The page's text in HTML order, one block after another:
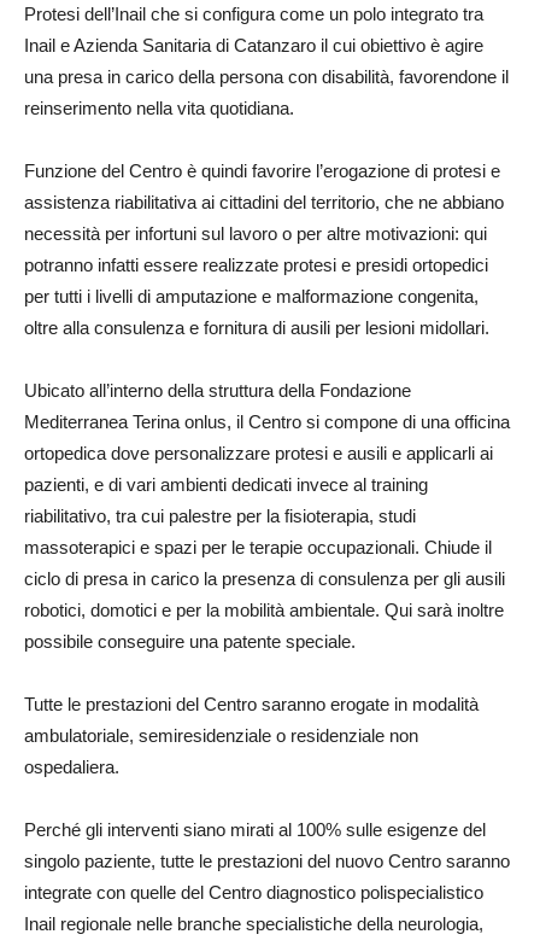
Protesi dell’Inail che si configura come un polo integrato tra
Inail e Azienda Sanitaria di Catanzaro il cui obiettivo è agire
una presa in carico della persona con disabilità, favorendone il
reinserimento nella vita quotidiana.
Funzione del Centro è quindi favorire l’erogazione di protesi e
assistenza riabilitativa ai cittadini del territorio, che ne abbiano
necessità per infortuni sul lavoro o per altre motivazioni: qui
potranno infatti essere realizzate protesi e presidi ortopedici
per tutti i livelli di amputazione e malformazione congenita,
oltre alla consulenza e fornitura di ausili per lesioni midollari.
Ubicato all’interno della struttura della Fondazione
Mediterranea Terina onlus, il Centro si compone di una officina
ortopedica dove personalizzare protesi e ausili e applicarli ai
pazienti, e di vari ambienti dedicati invece al training
riabilitativo, tra cui palestre per la fisioterapia, studi
massoterapici e spazi per le terapie occupazionali. Chiude il
ciclo di presa in carico la presenza di consulenza per gli ausili
robotici, domotici e per la mobilità ambientale. Qui sarà inoltre
possibile conseguire una patente speciale.
Tutte le prestazioni del Centro saranno erogate in modalità
ambulatoriale, semiresidenziale o residenziale non
ospedaliera.
Perché gli interventi siano mirati al 100% sulle esigenze del
singolo paziente, tutte le prestazioni del nuovo Centro saranno
integrate con quelle del Centro diagnostico polispecialistico
Inail regionale nelle branche specialistiche della neurologia,